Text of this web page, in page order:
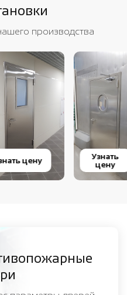
производства
цену
Узнать
цену